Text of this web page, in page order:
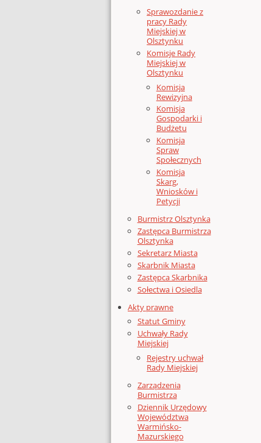
Sprawozdanie z
pracy Rady
Miejskiej w
Olsztynku
Komisje Rady
Miejskiej w
Olsztynku
Komisja
Rewizyjna
Komisja
Gospodarki i
Budżetu
Komisja
Spraw
Społecznych
Komisja
Skarg,
Wniosków i
Petycji
Burmistrz Olsztynka
Zastępca Burmistrza
Olsztynka
Sekretarz Miasta
Skarbnik Miasta
Zastępca Skarbnika
Sołectwa i Osiedla
Akty prawne
Statut Gminy
Uchwały Rady
Miejskiej
Rejestry uchwał
Rady Miejskiej
Zarządzenia
Burmistrza
Dziennik Urzędowy
Województwa
Warmińsko-
Mazurskiego